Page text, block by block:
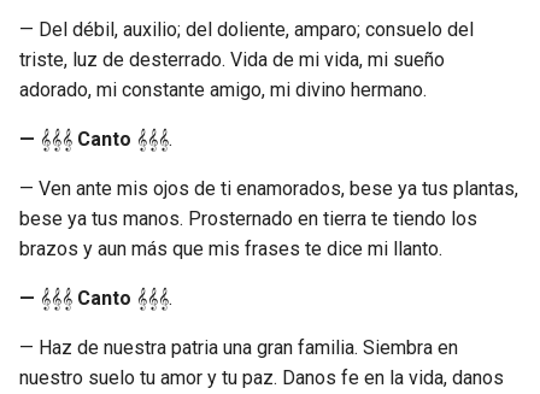
— Del débil, auxilio; del doliente, amparo; consuelo del
triste, luz de desterrado. Vida de mi vida, mi sueño
adorado, mi constante amigo, mi divino hermano.
— 𝄞𝄞𝄞 Canto 𝄞𝄞𝄞.
— Ven ante mis ojos de ti enamorados, bese ya tus plantas,
bese ya tus manos. Prosternado en tierra te tiendo los
brazos y aun más que mis frases te dice mi llanto.
— 𝄞𝄞𝄞 Canto 𝄞𝄞𝄞.
— Haz de nuestra patria una gran familia. Siembra en
nuestro suelo tu amor y tu paz. Danos fe en la vida, danos